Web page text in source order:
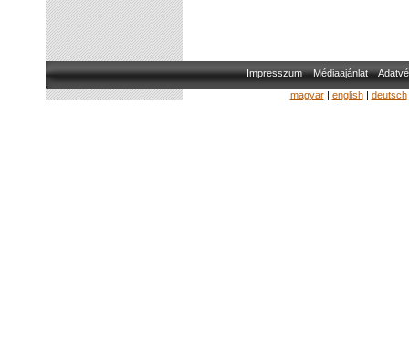
Impresszum Médiaajánlat
magyar| english| deutsch